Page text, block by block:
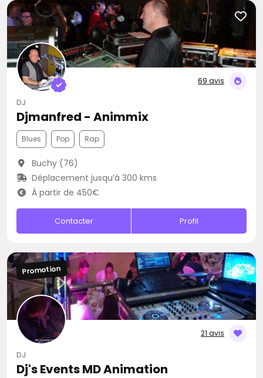
69 avis
DJ
Djmanfred - Animmix
Blues Pop Rap
Buchy (76)
Déplacement jusqu’à 300 kms
À partir de 450€
Contacter Profil
21 avis
Promotion
DJ
Dj's Events MD Animation